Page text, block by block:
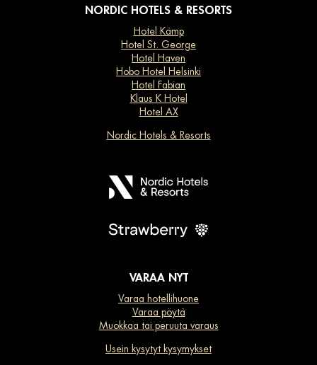
NORDIC HOTELS & RESORTS
Hotel Kämp
Hotel St. George
Hotel Haven
Hobo Hotel Helsinki
Hotel Fabian
Klaus K Hotel
Hotel AX
Nordic Hotels & Resorts
VARAA NYT
Varaa hotellihuone
Varaa pöytä
Muokkaa tai peruuta varaus
Usein kysytyt kysymykset